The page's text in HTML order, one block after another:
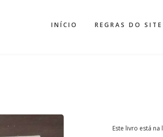
INÍCIO REGRAS DO SITE
Este livro está